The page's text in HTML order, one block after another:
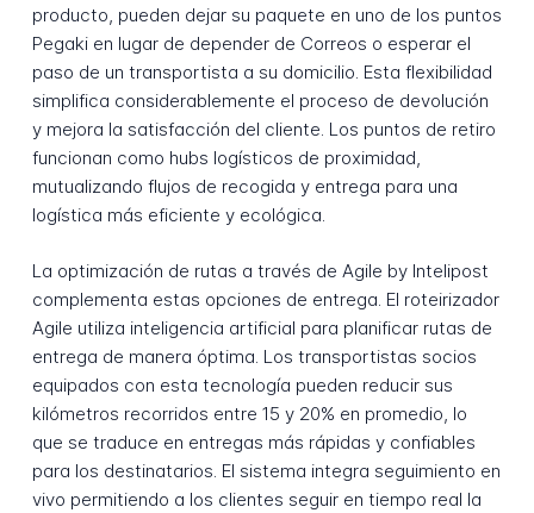
producto, pueden dejar su paquete en uno de los puntos
Pegaki en lugar de depender de Correos o esperar el
paso de un transportista a su domicilio. Esta flexibilidad
simplifica considerablemente el proceso de devolución
y mejora la satisfacción del cliente. Los puntos de retiro
funcionan como hubs logísticos de proximidad,
mutualizando flujos de recogida y entrega para una
logística más eficiente y ecológica.
La optimización de rutas a través de Agile by Intelipost
complementa estas opciones de entrega. El roteirizador
Agile utiliza inteligencia artificial para planificar rutas de
entrega de manera óptima. Los transportistas socios
equipados con esta tecnología pueden reducir sus
kilómetros recorridos entre 15 y 20% en promedio, lo
que se traduce en entregas más rápidas y confiables
para los destinatarios. El sistema integra seguimiento en
vivo permitiendo a los clientes seguir en tiempo real la